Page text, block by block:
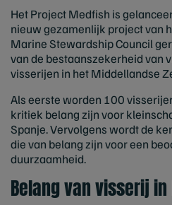
Het Project Medfish is
nieuw gezamenlijk project van
Marine Stewardship Council
van de bestaanszekerheid van
visserijen in het Middellandse
Als eerste worden 100
kritiek belang zijn voor
Spanje. Vervolgens wordt de
die van belang zijn voor een
duurzaamheid.
Belang van visserij